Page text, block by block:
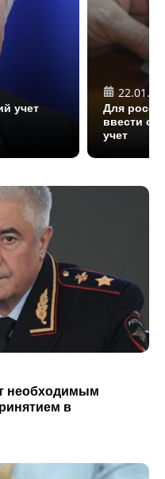
учет
Для
ввести
учет
необходимым
в